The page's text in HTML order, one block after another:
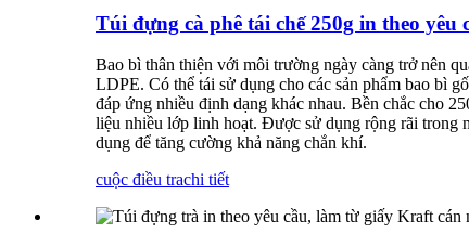
Túi đựng cà phê tái chế 250g in theo yêu
Bao bì thân thiện với môi trường ngày càng trở nên
LDPE. Có thể tái sử dụng cho các sản phẩm bao bì
đáp ứng nhiều định dạng khác nhau. Bền chắc cho
liệu nhiều lớp linh hoạt. Được sử dụng rộng rãi trong
dụng để tăng cường khả năng chắn khí.
cuộc điều trachi tiết